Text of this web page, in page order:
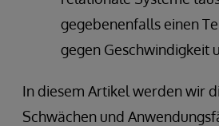
gegebenenfalls einen
gegen Geschwindigkeit
In diesem Artikel werden wir
Schwächen und